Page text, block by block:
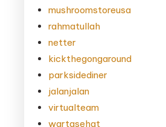
mushroomstoreusa
rahmatullah
netter
kickthegongaround
parksidediner
jalanjalan
virtualteam
wartasehat